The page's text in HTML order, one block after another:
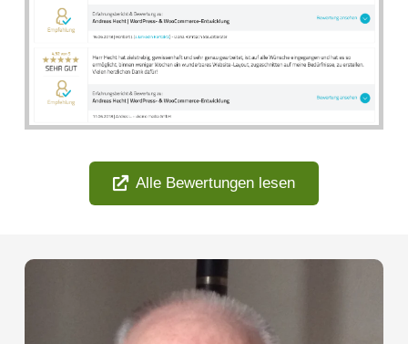
Alle Bewertungen lesen